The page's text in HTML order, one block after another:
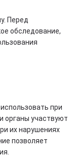
Перед
обследование,
при
органы участвуют
их нарушениях
позволяет